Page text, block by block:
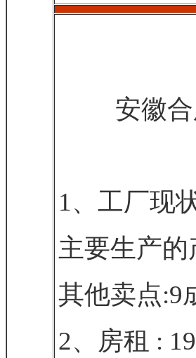
安徽合肥
1、工厂现
主要生产
其他卖点:9
2、房租 :